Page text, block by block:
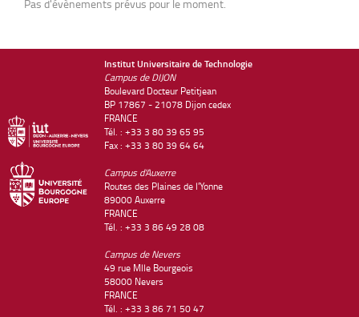
Pas d'évènements prévus pour le moment.
Institut Universitaire de Technologie
Campus de DIJON
Boulevard Docteur Petitjean
BP 17867 - 21078 Dijon cedex
FRANCE
Tél. : +33 3 80 39 65 95
Fax : +33 3 80 39 64 64
Campus d'Auxerre
Routes des Plaines de l'Yonne
89000 Auxerre
FRANCE
Tél. : +33 3 86 49 28 08
Campus de Nevers
49 rue Mlle Bourgeois
58000 Nevers
FRANCE
Tél. : +33 3 86 71 50 47